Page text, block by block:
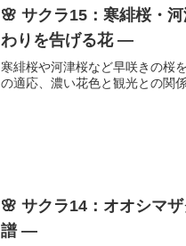
🌸 サクラ15：寒緋桜・
わりを告げる花 ―
寒緋桜や河津桜など早咲きの桜
の適応、濃い花色と観光との関係
🌸 サクラ14：オオシマ
譜 ―